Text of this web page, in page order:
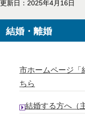
更新日：2025年4月16日
結婚・離婚
市ホームページ「
ちら
結婚する方へ（